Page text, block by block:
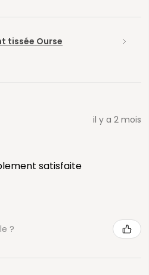
tissée Ourse
il y a 2 mois
satisfaite
?